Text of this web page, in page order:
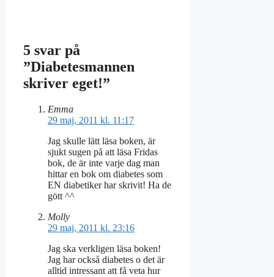
5 svar på
”Diabetesmannen
skriver eget!”
Emma
29 maj, 2011 kl. 11:17
Jag skulle lätt läsa boken, är
sjukt sugen på att läsa Fridas
bok, de är inte varje dag man
hittar en bok om diabetes som
EN diabetiker har skrivit! Ha de
gött ^^
Molly
29 maj, 2011 kl. 23:16
Jag ska verkligen läsa boken!
Jag har också diabetes o det är
alltid intressant att få veta hur